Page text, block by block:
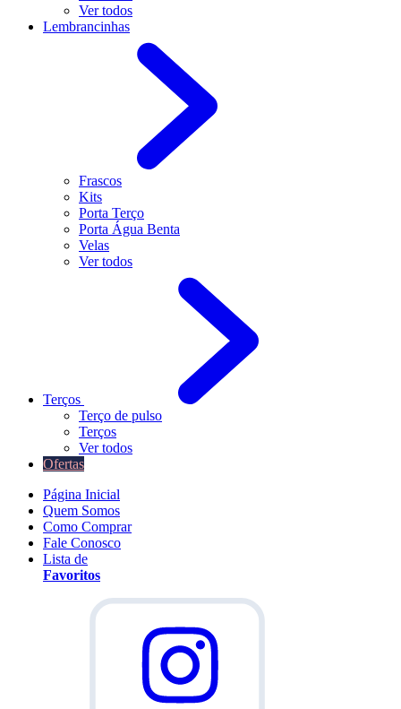
Ver todos
Lembrancinhas
Frascos
Kits
Porta Terço
Porta Água Benta
Velas
Ver todos
Terços
Terço de pulso
Terços
Ver todos
Ofertas
Página Inicial
Quem Somos
Como Comprar
Fale Conosco
Lista de
Favoritos